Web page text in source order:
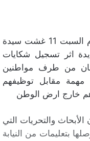
أوقف الدرك القضائي بن سليمان يوم السبت 11 غشت سيدة
اثر تسجيل شكايات
من طرف مواطنين
مهمة مقابل توظيفهم
خارج ارض الوطن
والتحريات التي
بتعليمات من النيابة